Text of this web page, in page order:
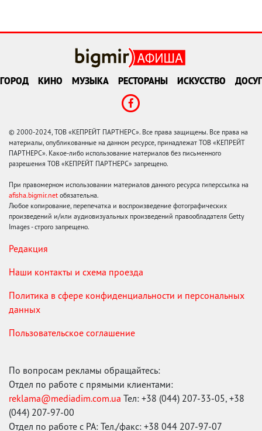
ГОРОД КИНО МУЗЫКА РЕСТОРАНЫ ИСКУССТВО ДОСУГ
© 2000-2024, ТОВ «КЕПРЕЙТ ПАРТНЕРС». Все права защищены. Все права на
материалы, опубликованные на данном ресурсе, принадлежат ТОВ «КЕПРЕЙТ
ПАРТНЕРС». Какое-либо использование материалов без письменного
разрешения ТОВ «КЕПРЕЙТ ПАРТНЕРС» запрещено.
При правомерном использовании материалов данного ресурса гиперссылка на
afisha.bigmir.net обязательна.
Любое копирование, перепечатка и воспроизведение фотографических
произведений и/или аудиовизуальных произведений правообладателя Getty
Images - строго запрещено.
Редакция
Наши контакты и схема проезда
Политика в сфере конфиденциальности и персональных
данных
Пользовательское соглашение
По вопросам рекламы обращайтесь:
Отдел по работе с прямыми клиентами:
reklama@mediadim.com.ua Тел: +38 (044) 207-33-05, +38
(044) 207-97-00
Отдел по работе с РА: Тел./факс: +38 044 207-97-07